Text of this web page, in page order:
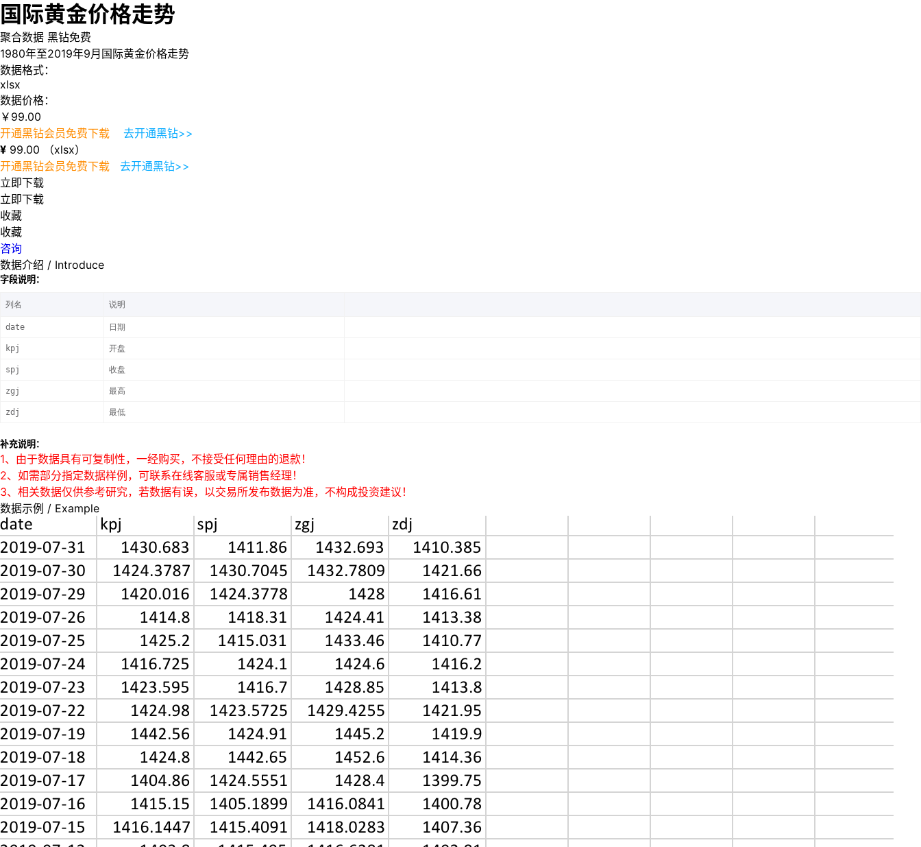
国际黄金价格走势
聚合数据 黑钻免费
1980年至2019年9月国际黄金价格走势
数据格式：
xlsx
数据价格：
￥ 99.00
开通黑钻会员免费下载 去开通黑钻>>
¥ 99.00
（xlsx）
开通黑钻会员免费下载 去开通黑钻>>
立即下载
立即下载
收藏
收藏
咨询
数据介绍 / Introduce
字段说明：
列名 说明
date 日期
kpj 开盘
spj 收盘
zgj 最高
zdj 最低
补充说明：
1、由于数据具有可复制性，一经购买，不接受任何理由的退款！
2、如需部分指定数据样例，可联系在线客服或专属销售经理！
3、相关数据仅供参考研究，若数据有误，以交易所发布数据为准，不构成投资建议！
数据示例 / Example